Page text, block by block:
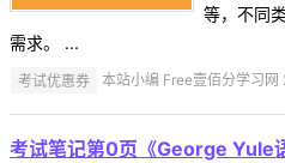
等，不同
需求。 ...
考试优惠券 本站小编 Free壹佰分学习
考试笔记第0页《George Yule